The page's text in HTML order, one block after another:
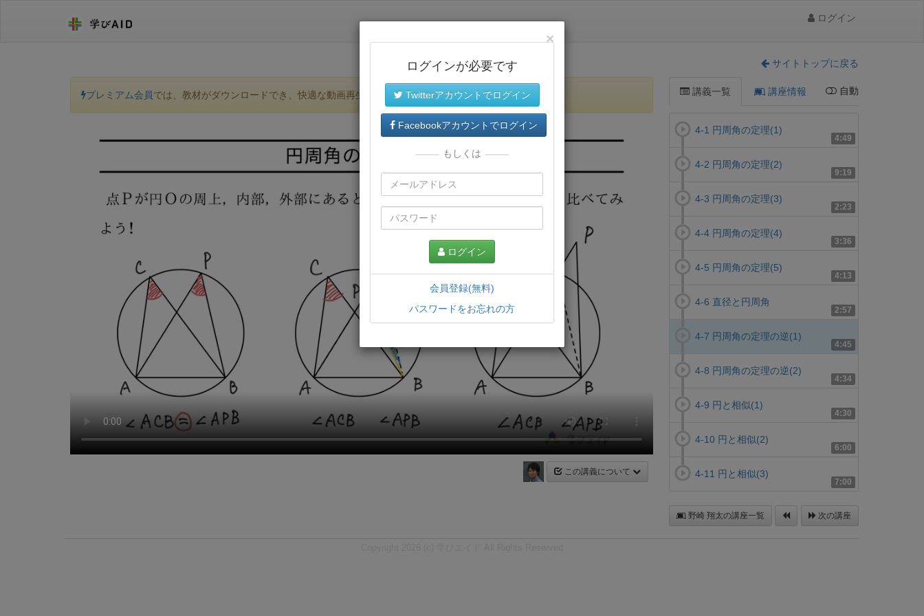
ログイン
サイトトップに戻る
プレミアム会員では、教材がダウンロードでき、快適な動画再生環境が提供されます。
この講義について
講義一覧 講座情報 自動
4:49
4-1 円周角の定理(1)
9:19
4-2 円周角の定理(2)
2:23
4-3 円周角の定理(3)
3:36
4-4 円周角の定理(4)
4:13
4-5 円周角の定理(5)
2:57
4-6 直径と円周角
4:45
4-7 円周角の定理の逆(1)
4:34
4-8 円周角の定理の逆(2)
4:30
4-9 円と相似(1)
6:00
4-10 円と相似(2)
7:00
4-11 円と相似(3)
野崎 翔太の講座一覧 次の講座
×
ログインが必要です
Twitterアカウントでログイン
Facebookアカウントでログイン
もしくは
ログイン
会員登録(無料)
パスワードをお忘れの方